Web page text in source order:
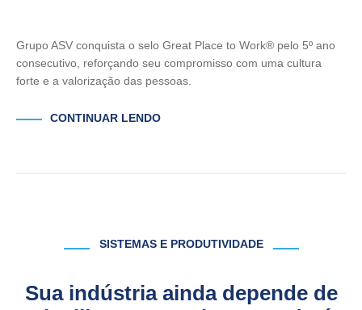
Grupo ASV conquista o selo Great Place to Work® pelo 5º ano
consecutivo, reforçando seu compromisso com uma cultura
forte e a valorização das pessoas.
CONTINUAR LENDO
SISTEMAS E PRODUTIVIDADE
Sua indústria ainda depende de